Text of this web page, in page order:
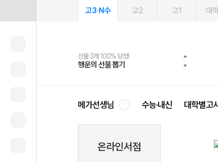
고3·N수 고2 고1 대
선물 3개 100% 당첨!
행운의 선물 뽑기
선물 100% 증정!
메가스터디 X 올리브
2027 러셀 단과
강사 공개선발
스마트러닝앱
설문 EVENT
메가패스
3일 무료 체험권
메가패스 수강생 무료혜택!
메가클럽 멤버십
사회공헌 캠페인
희망이룸 메가나눔
메가선생님 수능·내신 대학별고
온라인서점